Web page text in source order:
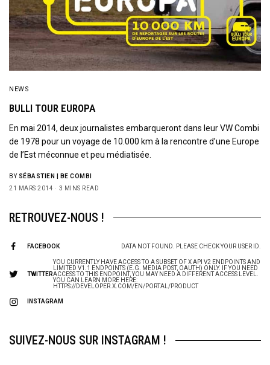
NEWS
BULLI TOUR EUROPA
En mai 2014, deux journalistes embarqueront dans leur VW Combi
de 1978 pour un voyage de 10.000 km à la rencontre d’une Europe
de l’Est méconnue et peu médiatisée.
BY SÉBASTIEN | BE COMBI
21 MARS 2014
3 MINS READ
RETROUVEZ-NOUS !
FACEBOOK DATA NOT FOUND. PLEASE CHECK YOUR USER ID.
TWITTER
YOU CURRENTLY HAVE ACCESS TO A SUBSET OF X API V2 ENDPOINTS AND
LIMITED V1.1 ENDPOINTS (E.G. MEDIA POST, OAUTH) ONLY. IF YOU NEED
ACCESS TO THIS ENDPOINT, YOU MAY NEED A DIFFERENT ACCESS LEVEL.
YOU CAN LEARN MORE HERE:
HTTPS://DEVELOPER.X.COM/EN/PORTAL/PRODUCT
INSTAGRAM
SUIVEZ-NOUS SUR INSTAGRAM !